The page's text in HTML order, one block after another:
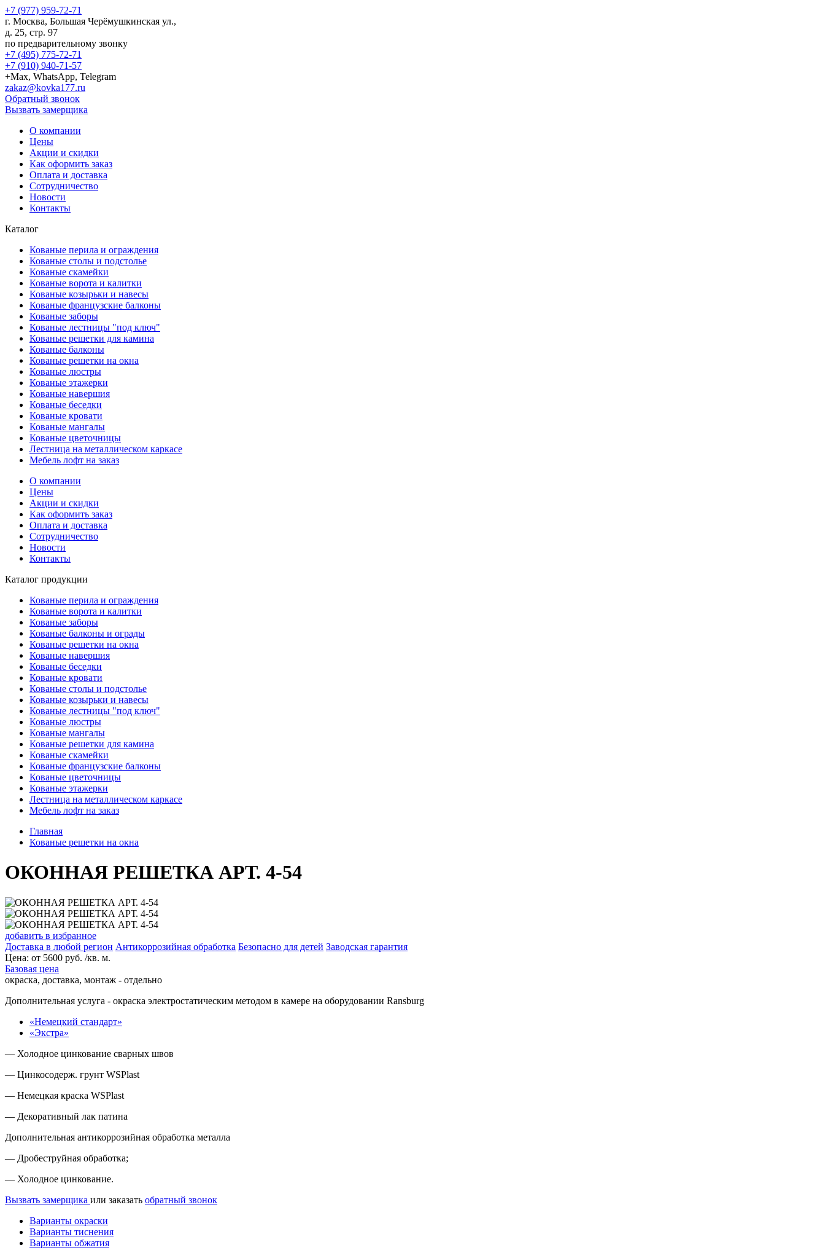
+7 (977) 959-72-71
г. Москва, Большая Черёмушкинская ул.,
д. 25, стр. 97
по предварительному звонку
+7 (495) 775-72-71
+7 (910) 940-71-57
+Max, WhatsApp, Telegram
zakaz@kovka177.ru
Обратный звонок
Вызвать замерщика
О компании
Цены
Акции и скидки
Как оформить заказ
Оплата и доставка
Сотрудничество
Новости
Контакты
Каталог
Кованые перила и ограждения
Кованые столы и подстолье
Кованые скамейки
Кованые ворота и калитки
Кованые козырьки и навесы
Кованые французские балконы
Кованые заборы
Кованые лестницы "под ключ"
Кованые решетки для камина
Кованые балконы
Кованые решетки на окна
Кованые люстры
Кованые этажерки
Кованые навершия
Кованые беседки
Кованые кровати
Кованые мангалы
Кованые цветочницы
Лестница на металлическом каркасе
Мебель лофт на заказ
О компании
Цены
Акции и скидки
Как оформить заказ
Оплата и доставка
Сотрудничество
Новости
Контакты
Каталог продукции
Кованые перила и ограждения
Кованые ворота и калитки
Кованые заборы
Кованые балконы и ограды
Кованые решетки на окна
Кованые навершия
Кованые беседки
Кованые кровати
Кованые столы и подстолье
Кованые козырьки и навесы
Кованые лестницы "под ключ"
Кованые люстры
Кованые мангалы
Кованые решетки для камина
Кованые скамейки
Кованые французские балконы
Кованые цветочницы
Кованые этажерки
Лестница на металлическом каркасе
Мебель лофт на заказ
Главная
Кованые решетки на окна
ОКОННАЯ РЕШЕТКА АРТ. 4-54
добавить в избранное
Доставка в любой регион Антикоррозийная обработка Безопасно для детей Заводская гарантия
Цена: от 5600 руб. /кв. м.
Базовая цена
окраска, доставка, монтаж - отдельно
Дополнительная услуга - окраска электростатическим методом в камере на оборудовании Ransburg
«Немецкий стандарт»
«Экстра»
— Холодное цинкование сварных швов
— Цинкосодерж. грунт WSPlast
— Немецкая краска WSPlast
— Декоративный лак патина
Дополнительная антикоррозийная обработка металла
— Дробеструйная обработка;
— Холодное цинкование.
Вызвать замерщика или заказать обратный звонок
Варианты окраски
Варианты тиснения
Варианты обжатия